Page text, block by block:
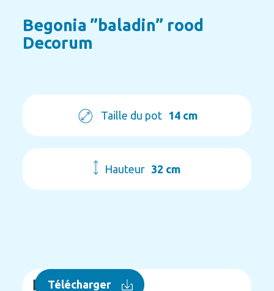
Begonia ”baladin” rood
Decorum
Taille du pot 14 cm
Hauteur 32 cm
Télécharger